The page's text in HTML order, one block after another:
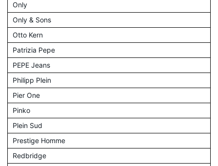
Only
Only & Sons
Otto Kern
Patrizia Pepe
PEPE Jeans
Philipp Plein
Pier One
Pinko
Plein Sud
Prestige Homme
Redbridge